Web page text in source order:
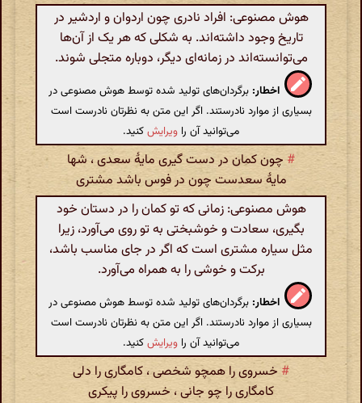
هوش مصنوعی: افراد نادری چون اردوان و اردشیر در
تاریخ وجود داشته‌اند. به شکلی که هر یک از آن‌ها
می‌توانسته‌اند در زمانه‌ای دیگر، دوباره متجلی شوند.
اخطار: برگردان‌های تولید شده توسط هوش مصنوعی در
بسیاری از موارد نادرستند. اگر این متن به نظرتان نادرست است
می‌توانید آن را ویرایشکنید.
# چون کمان در دست گیری مایۀ سعدی ، شها
مایۀ سعدست چون در فوس باشد مشتری
هوش مصنوعی: زمانی که تو کمان را در دستان خود
بگیری، سعادت و خوشبختی به تو روی می‌آورد، زیرا
مثل سیاره مشتری است که اگر در جای مناسب باشد،
برکت و خوشی را به همراه می‌آورد.
اخطار: برگردان‌های تولید شده توسط هوش مصنوعی در
بسیاری از موارد نادرستند. اگر این متن به نظرتان نادرست است
می‌توانید آن را ویرایشکنید.
# خسروی را همچو شخصی ، کامگاری را دلی
کامگاری را چو جانی ، خسروی را پیکری